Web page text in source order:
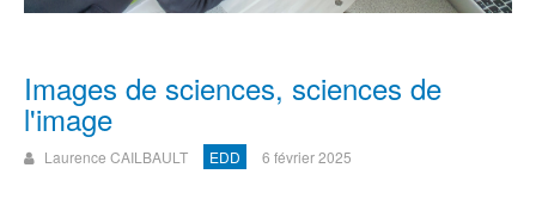
Images de sciences, sciences de
l'image
Laurence CAILBAULT EDD 6 février 2025